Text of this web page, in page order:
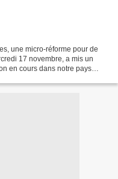
une micro-réforme pour de
17 novembre, a mis un
en cours dans notre pays